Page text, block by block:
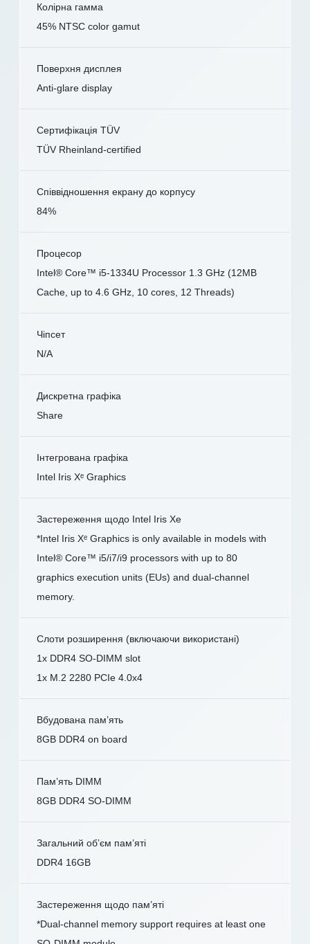
Колірна гамма
45% NTSC color gamut
Поверхня дисплея
Anti-glare display
Сертифікація TÜV
TÜV Rheinland-certified
Співвідношення екрану до корпусу
84%
Процесор
Intel® Core™ i5-1334U Processor 1.3 GHz (12MB
Cache, up to 4.6 GHz, 10 cores, 12 Threads)
Чіпсет
N/A
Дискретна графіка
Share
Інтегрована графіка
Intel Iris Xᵉ Graphics
Застереження щодо Intel Iris Xe
*Intel Iris Xᵉ Graphics is only available in models with
Intel® Core™ i5/i7/i9 processors with up to 80
graphics execution units (EUs) and dual-channel
memory.
Слоти розширення (включаючи використані)
1x DDR4 SO-DIMM slot
1x M.2 2280 PCIe 4.0x4
Вбудована пам’ять
8GB DDR4 on board
Пам’ять DIMM
8GB DDR4 SO-DIMM
Загальний об’єм пам’яті
DDR4 16GB
Застереження щодо пам’яті
*Dual-channel memory support requires at least one